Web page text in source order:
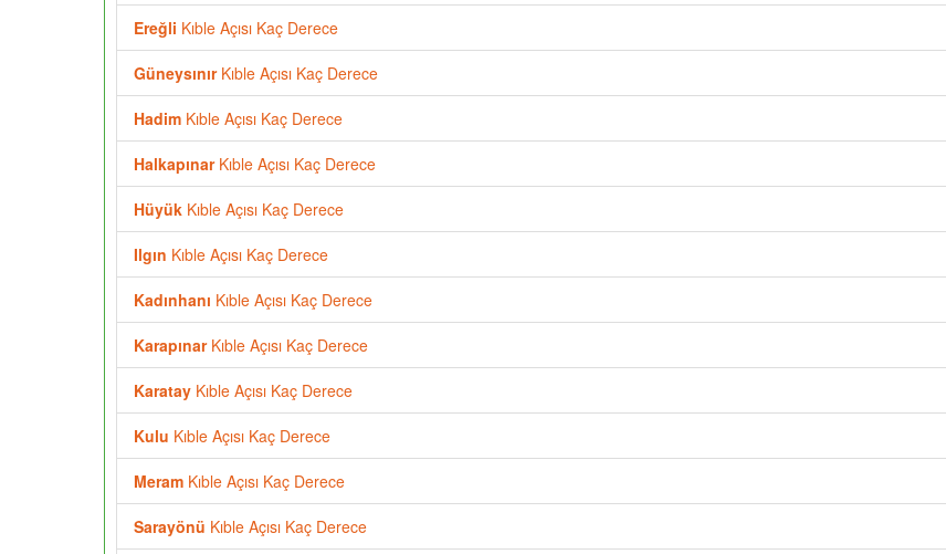
Ereğli Kıble Açısı Kaç Derece
GüneysınırKıble Açısı Kaç Derece
Hadim Kıble Açısı Kaç Derece
HalkapınarKıble Açısı Kaç Derece
Hüyük Kıble Açısı Kaç Derece
Ilgın Kıble Açısı Kaç Derece
Kadınhanı Kıble Açısı Kaç Derece
KarapınarKıble Açısı Kaç Derece
Karatay Kıble Açısı Kaç Derece
Kulu Kıble Açısı Kaç Derece
Meram Kıble Açısı Kaç Derece
Sarayönü Kıble Açısı Kaç Derece